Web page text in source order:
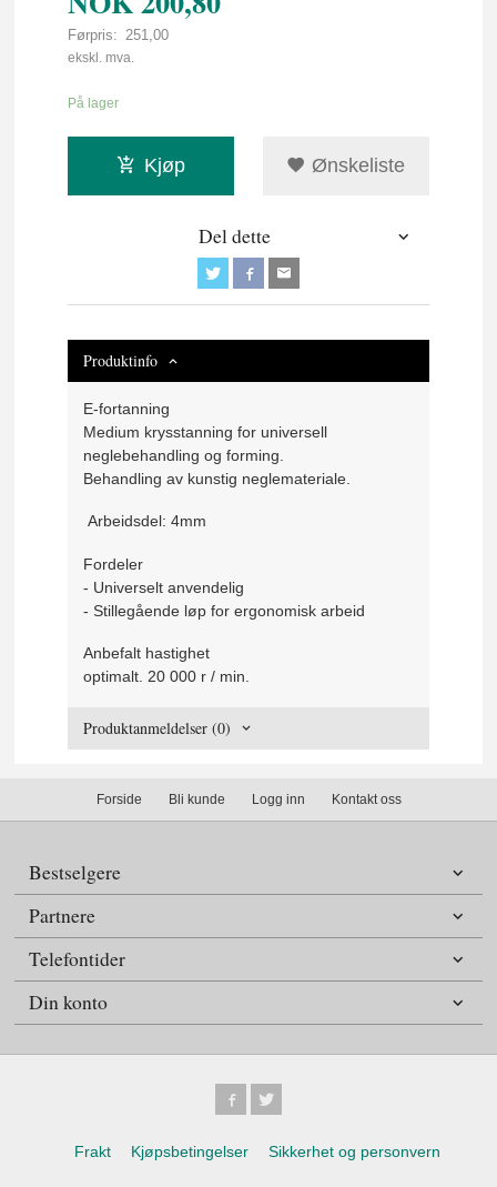
Førpris: 251,00
Rabatt
ekskl. mva.
På lager
Kjøp Ønskeliste
Del dette
Produktinfo
E-fortanning
Medium krysstanning for universell
neglebehandling og forming.
Behandling av kunstig neglemateriale.
Arbeidsdel: 4mm
Fordeler
- Universelt anvendelig
- Stillegående løp for ergonomisk arbeid
Anbefalt hastighet
optimalt. 20 000 r / min.
Produktanmeldelser (0)
Forside Bli kunde Logg inn Kontakt oss
Bestselgere
Partnere
Telefontider
Din konto
Frakt Kjøpsbetingelser Sikkerhet og personvern